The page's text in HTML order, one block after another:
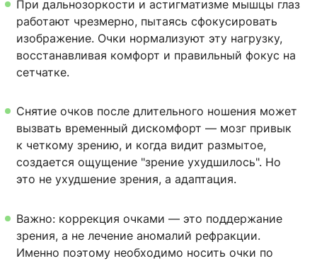
При дальнозоркости и астигматизме мышцы глаз
работают чрезмерно, пытаясь сфокусировать
изображение. Очки нормализуют эту нагрузку,
восстанавливая комфорт и правильный фокус на
сетчатке.
Снятие очков после длительного ношения может
вызвать временный дискомфорт — мозг привык
к четкому зрению, и когда видит размытое,
создается ощущение "зрение ухудшилось". Но
это не ухудшение зрения, а адаптация.
Важно: коррекция очками — это поддержание
зрения, а не лечение аномалий рефракции.
Именно поэтому необходимо носить очки по